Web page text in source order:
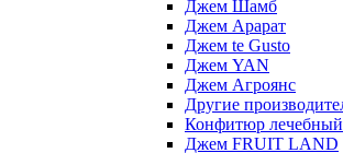
Джем Шамб
Джем Арарат
Джем te Gusto
Джем YAN
Джем Агроянс
Другие
Конфитюр лечебный
Джем FRUIT LAND